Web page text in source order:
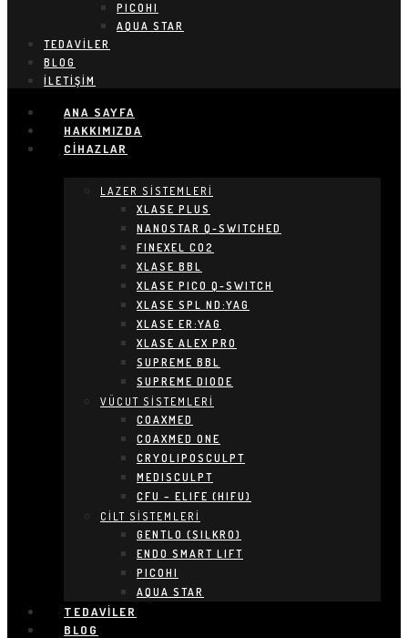
PICOHI
AQUA STAR
TEDAVILER
BLOG
İLETIŞIM
ANA SAYFA
HAKKIMIZDA
CIHAZLAR
LAZER SİSTEMLERİ
XLASE PLUS
NANOSTAR Q-SWITCHED
FINEXEL CO2
XLASE BBL
XLASE PICO Q-SWITCH
XLASE SPL ND:YAG
XLASE ER:YAG
XLASE ALEX PRO
SUPREME BBL
SUPREME DIODE
VÜCUT SİSTEMLERİ
COAXMED
COAXMED ONE
CRYOLIPOSCULPT
MEDISCULPT
CFU – ELIFE (HIFU)
CİLT SİSTEMLERİ
GENTLO (SILKRO)
ENDO SMART LIFT
PICOHI
AQUA STAR
TEDAVILER
BLOG